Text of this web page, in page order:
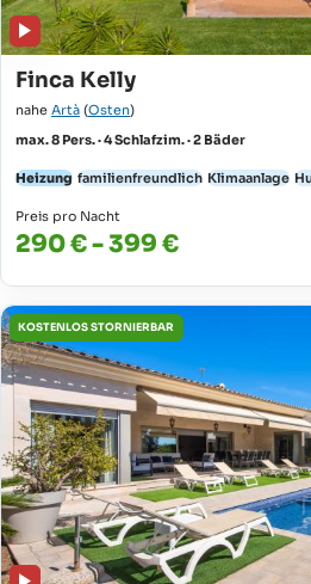
Finca Kelly
nahe Artà (Osten)
max. 8 Pers. · 4 Schlafzim. · 2 Bäder
Heizung familienfreundlich Klimaanlage
Preis pro Nacht
290 € - 399 €
KOSTENLOS STORNIERBAR